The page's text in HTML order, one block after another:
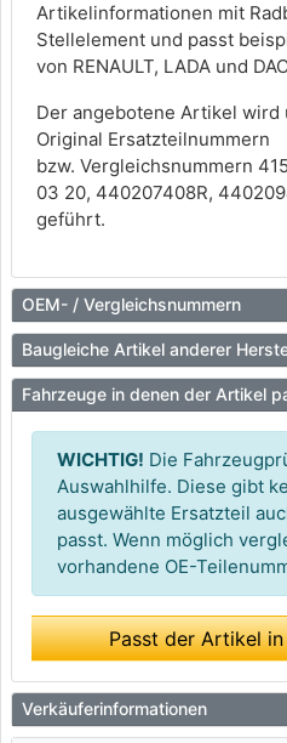
Artikelinformationen mit
Stellelement und passt
von RENAULT, LADA und
Der angebotene Artikel
Original Ersatzteilnummern
bzw. Vergleichsnummern
03 20, 440207408R,
geführt.
OEM- / Vergleichsnummern
Baugleiche Artikel anderer
Fahrzeuge in denen der Artikel
WICHTIG! Die
Auswahlhilfe. Diese gibt
ausgewählte Ersatzteil
passt. Wenn möglich
vorhandene OE-
Passt der Artikel
Verkäuferinformationen